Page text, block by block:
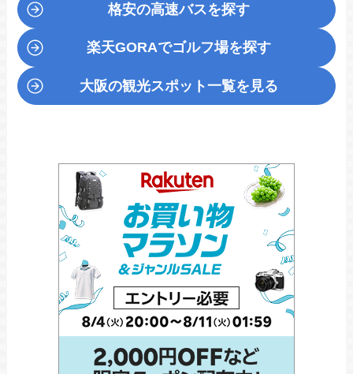
格安の高速バスを探す
楽天GORAでゴルフ場を探す
大阪の観光スポット一覧を見る